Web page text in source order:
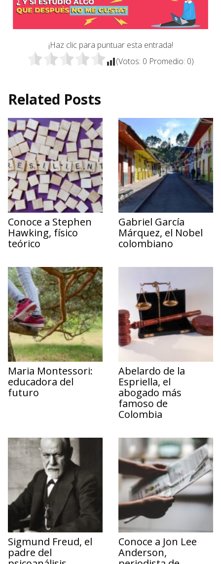
¡Haz clic para puntuar esta entrada!
(Votos: 0 Promedio: 0)
Related Posts
Conoce a Stephen
Hawking, físico
teórico
Gabriel García
Márquez, el Nobel
colombiano
Maria Montessori:
educadora del
futuro
Abelardo de la
Espriella, el
abogado más
famoso de
Colombia
Sigmund Freud, el
padre del
Conoce a Jon Lee
Anderson,